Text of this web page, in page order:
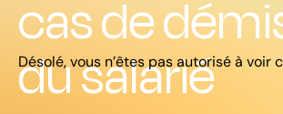
cas de
du salarié
Désolé, vous n’êtes pas autorisé à voir